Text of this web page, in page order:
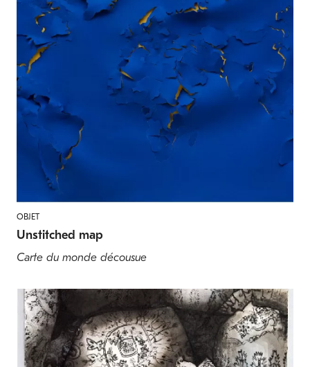
OBJET
Unstitched map
Carte du monde décousue